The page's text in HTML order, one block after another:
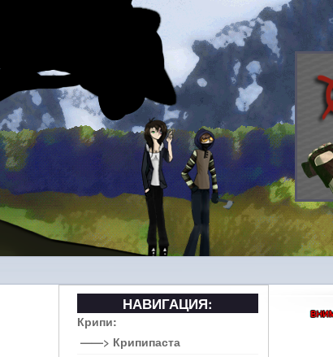
НАВИГАЦИЯ:
Крипи:
——> Крипипаста